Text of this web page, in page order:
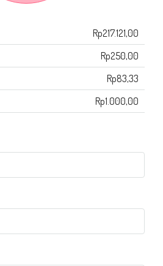
Rp217.121,00
Rp250,00
Rp83,33
Rp1.000,00